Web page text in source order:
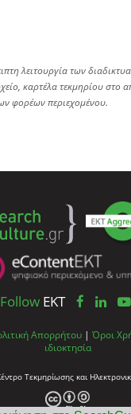
λειτουργία των
καρτέλα τεκμηρίου στο
φορέων περιεχομένου.
Follow EKT
Απορρήτου | Όροι
ιδιοκτησία
Τεκμηρίωσης και